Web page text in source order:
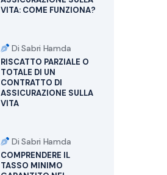
VITA: COME FUNZIONA?
Di Sabri Hamda
RISCATTO PARZIALE O
TOTALE DI UN
CONTRATTO DI
ASSICURAZIONE SULLA
VITA
Di Sabri Hamda
COMPRENDERE IL
TASSO MINIMO